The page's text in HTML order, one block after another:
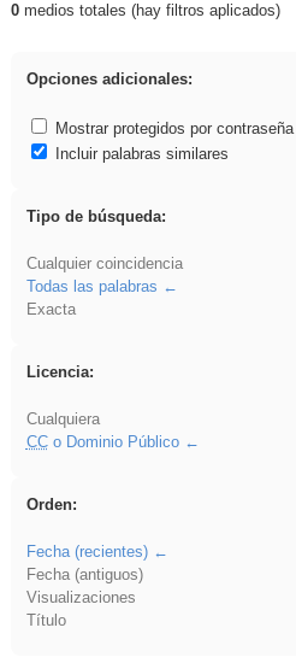
Resultados de: plancha
0medios totales (hay filtros aplicados)
Opciones adicionales:
Mostrar protegidos por contraseña
Incluir palabras similares
Tipo de búsqueda:
Cualquier coincidencia
Todas las palabras
Exacta
Licencia:
Cualquiera
CCo Dominio Público
Orden:
Fecha (recientes)
Fecha (antiguos)
Visualizaciones
Título